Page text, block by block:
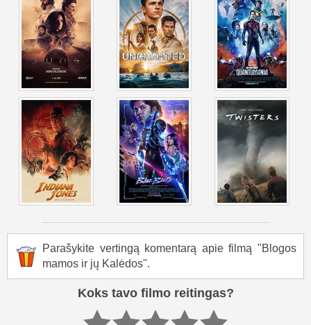
Parašykite vertingą komentarą apie filmą "Blogos
mamos ir jų Kalėdos".